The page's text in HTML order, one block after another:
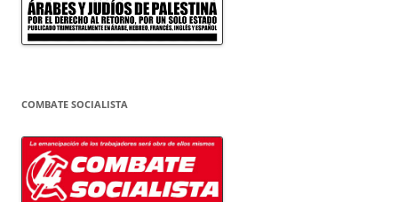
COMBATE SOCIALISTA